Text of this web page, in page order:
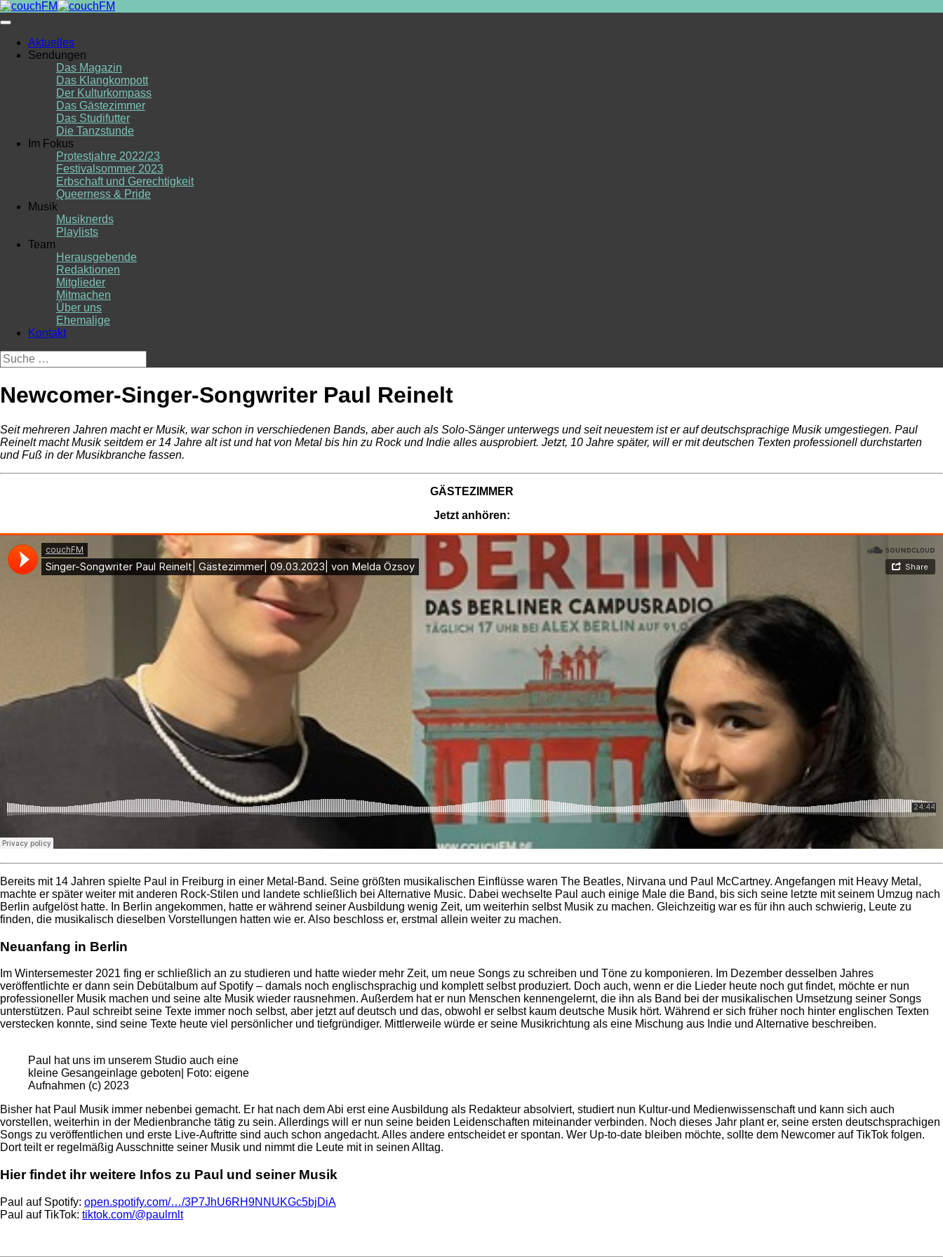
Skip
to
Aktuelles
Sendungen
Das Magazin
Das Klangkompott
Der Kulturkompass
Das Gästezimmer
Das Studifutter
Die Tanzstunde
Im Fokus
Protestjahre 2022/23
Festivalsommer 2023
Erbschaft und Gerechtigkeit
Queerness & Pride
Musik
Musiknerds
Playlists
Team
Herausgebende
Redaktionen
Mitglieder
Mitmachen
Über uns
Ehemalige
Kontakt
Suche
nach:
Newcomer-Singer-Songwriter Paul Reinelt
Seit mehreren Jahren macht er Musik, war schon in verschiedenen Bands, aber auch als Solo-Sänger unterwegs und seit neuestem ist er auf deutschsprachige Musik umgestiegen. Paul
Reinelt macht Musik seitdem er 14 Jahre alt ist und hat von Metal bis hin zu Rock und Indie alles ausprobiert. Jetzt, 10 Jahre später, will er mit deutschen Texten professionell durchstarten
und Fuß in der Musikbranche fassen.
GÄSTEZIMMER
Jetzt anhören:
Bereits mit 14 Jahren spielte Paul in Freiburg in einer Metal-Band. Seine größten musikalischen Einflüsse waren The Beatles, Nirvana und Paul McCartney. Angefangen mit Heavy Metal,
machte er später weiter mit anderen Rock-Stilen und landete schließlich bei Alternative Music. Dabei wechselte Paul auch einige Male die Band, bis sich seine letzte mit seinem Umzug nach
Berlin aufgelöst hatte. In Berlin angekommen, hatte er während seiner Ausbildung wenig Zeit, um weiterhin selbst Musik zu machen. Gleichzeitig war es für ihn auch schwierig, Leute zu
finden, die musikalisch dieselben Vorstellungen hatten wie er. Also beschloss er, erstmal allein weiter zu machen.
Neuanfang in Berlin
Im Wintersemester 2021 fing er schließlich an zu studieren und hatte wieder mehr Zeit, um neue Songs zu schreiben und Töne zu komponieren. Im Dezember desselben Jahres
veröffentlichte er dann sein Debütalbum auf Spotify – damals noch englischsprachig und komplett selbst produziert. Doch auch, wenn er die Lieder heute noch gut findet, möchte er nun
professioneller Musik machen und seine alte Musik wieder rausnehmen. Außerdem hat er nun Menschen kennengelernt, die ihn als Band bei der musikalischen Umsetzung seiner Songs
unterstützen. Paul schreibt seine Texte immer noch selbst, aber jetzt auf deutsch und das, obwohl er selbst kaum deutsche Musik hört. Während er sich früher noch hinter englischen Texten
verstecken konnte, sind seine Texte heute viel persönlicher und tiefgründiger. Mittlerweile würde er seine Musikrichtung als eine Mischung aus Indie und Alternative beschreiben.
Paul hat uns im unserem Studio auch eine
kleine Gesangeinlage geboten| Foto: eigene
Aufnahmen (c) 2023
Bisher hat Paul Musik immer nebenbei gemacht. Er hat nach dem Abi erst eine Ausbildung als Redakteur absolviert, studiert nun Kultur-und Medienwissenschaft und kann sich auch
vorstellen, weiterhin in der Medienbranche tätig zu sein. Allerdings will er nun seine beiden Leidenschaften miteinander verbinden. Noch dieses Jahr plant er, seine ersten deutschsprachigen
Songs zu veröffentlichen und erste Live-Auftritte sind auch schon angedacht. Alles andere entscheidet er spontan. Wer Up-to-date bleiben möchte, sollte dem Newcomer auf TikTok folgen.
Dort teilt er regelmäßig Ausschnitte seiner Musik und nimmt die Leute mit in seinen Alltag.
Hier findet ihr weitere Infos zu Paul und seiner Musik
Paul auf Spotify: open.spotify.com/…/3P7JhU6RH9NNUKGc5bjDiA
Paul auf TikTok: tiktok.com/@paulrnlt